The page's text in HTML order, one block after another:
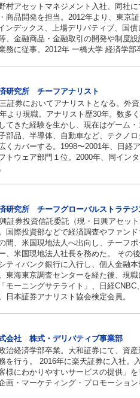
村アセットマネジメント入社、同社
商品開発を担当。2012年より、東京
ンデックス、上場デリバティブ、国債
、金融商品・金融取引の開発や制度設
務に従事。2012年 一橋大学 経済学部
研究所 チーフアナリスト
証券においてアナリストとなる。外
より現職。アナリスト歴30年。数多く
てきた経験を生かし、現在はゲーム
部品、半導体、自動車など、テクノ
くカバーする。1998〜2001年、日経
トウェア部門１位。2000年、同イン
研究所 チーフグローバルストラテジ
証券投資信託委託（現・日興アセッ
国際投資部などで経済調査やファン
間、米国現地法人へ出向し、チーフ
、米国現地法人社長を務めた。 その
ティバンク銀行に入行し、個人金融
東海東京調査センターを経た後、現
モーニングサテライト」、日経CNBC
日本証券アナリスト協会検定会員。
会社 株式・デリバティブ事業部
治経済学部卒業。大和証券にて、資
を行う。 2016年に楽天証券に入社。
様にわかりやすいサービスの提供」を
画・マーケティング・プロモーショ